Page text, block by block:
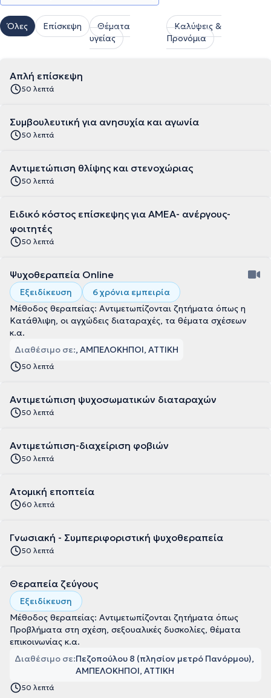
Όλες Επίσκεψη
Θέματα
υγείας
Καλύψεις &
Προνόμια
Απλή επίσκεψη
50 λεπτά
Συμβουλευτική για ανησυχία και αγωνία
50 λεπτά
Αντιμετώπιση θλίψης και στενοχώριας
50 λεπτά
Ειδικό κόστος επίσκεψης για ΑΜΕΑ- ανέργους-
φοιτητές
50 λεπτά
Ψυχοθεραπεία Online
Εξειδίκευση
6 χρόνια εμπειρία
Μέθοδος θεραπείας: Αντιμετωπίζονται ζητήματα όπως η
Κατάθλιψη, οι αγχώδεις διαταραχές, τα θέματα σχέσεων
κ.α.
Διαθέσιμο σε:, ΑΜΠΕΛΟΚΗΠΟΙ, ΑΤΤΙΚΗ
50 λεπτά
Αντιμετώπιση ψυχοσωματικών διαταραχών
50 λεπτά
Αντιμετώπιση-διαχείριση φοβιών
50 λεπτά
Ατομική εποπτεία
60 λεπτά
Γνωσιακή - Συμπεριφοριστική ψυχοθεραπεία
50 λεπτά
Θεραπεία ζεύγους
Εξειδίκευση
Μέθοδος θεραπείας: Αντιμετωπίζονται ζητήματα όπως
Προβλήματα στη σχέση, σεξουαλικές δυσκολίες, θέματα
επικοινωνίας κ.α.
Διαθέσιμο σε:Πεζοπούλου 8 (πλησίον μετρό Πανόρμου),
ΑΜΠΕΛΟΚΗΠΟΙ, ΑΤΤΙΚΗ
50 λεπτά